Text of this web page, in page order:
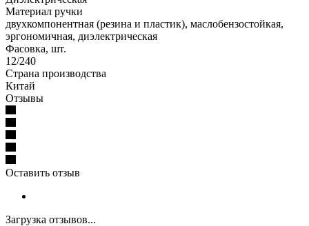
Материал ручки
двухкомпонентная (резина и пластик), маслобензостойкая,
эргономичная, диэлектрическая
Фасовка, шт.
12/240
Страна производства
Китай
Отзывы
Оставить отзыв
Загрузка отзывов...